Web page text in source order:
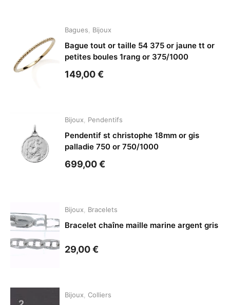
Bagues Bijoux
Bague tout or taille 54 375 or jaune tt or
petites boules 1rang or 375/1000
149,00€
Bijoux Pendentifs
Pendentif st christophe 18mm or gis
palladie 750 or 750/1000
699,00€
Bijoux Bracelets
Bracelet chaîne maille marine argent gris
29,00€
Bijoux Colliers